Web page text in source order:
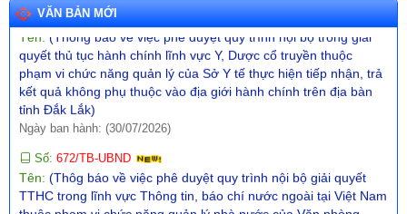
VĂN BẢN MỚI
Tên:(Thông báo về việc phê duyệt quy trình nội bộ trong giải
quyết thủ tục hành chính lĩnh vực Y, Dược cổ truyền thuộc
phạm vi chức năng quản lý của Sở Y tế thực hiện tiếp nhận, trả
kết quả không phụ thuộc vào địa giới hành chính trên địa bàn
tỉnh Đắk Lắk)
Ngày ban hành: (30/07/2026)
Số:672/TB-UBND
Tên: (Thôg báo về việc phê duyệt quy trình nội bộ giải quyết
TTHC trong lĩnh vực Thông tin, báo chí nước ngoài tại Việt Nam
thuộc phạm vi chức năng quản lý nhà nước của Văn phòng
UBND tỉnh thực hiện tiếp nhận, trả kết quả không phụ thuộc vào